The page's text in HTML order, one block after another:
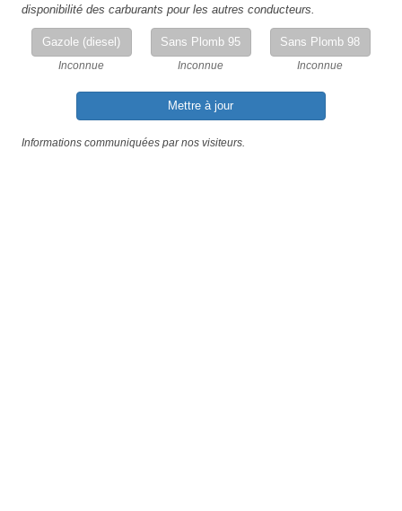
disponibilité des carburants pour les autres conducteurs.
Gazole (diesel)
Inconnue
Sans Plomb 95
Inconnue
Sans Plomb 98
Inconnue
Mettre à jour
Informations communiquées par nos visiteurs.